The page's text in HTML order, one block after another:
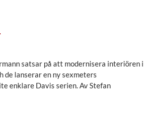
satsar på att modernisera interiören i
de lanserar en ny sexmeters
enklare Davis serien. Av Stefan